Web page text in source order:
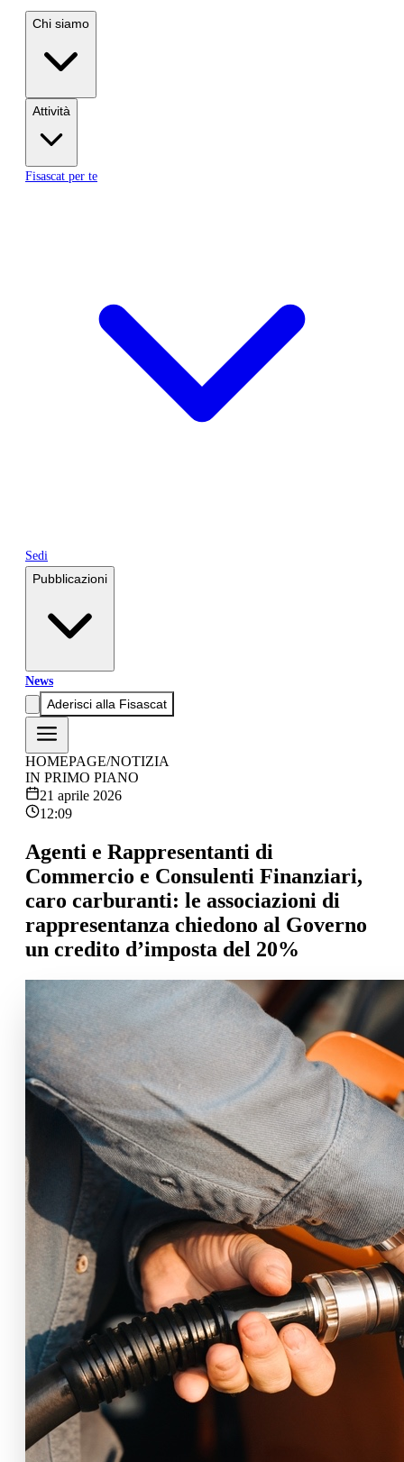
Chi siamo
Attività
Fisascat per te
Sedi
Pubblicazioni
News
Aderisci alla Fisascat
HOMEPAGE/NOTIZIA
IN PRIMO PIANO
21 aprile 2026
12:09
Agenti e Rappresentanti di
Commercio e Consulenti Finanziari,
caro carburanti: le associazioni di
rappresentanza chiedono al Governo
un credito d’imposta del 20%